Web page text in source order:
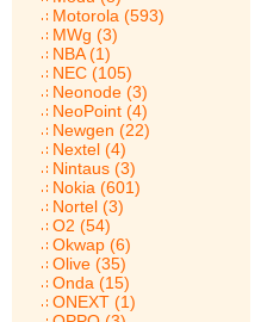
Motorola (593)
MWg (3)
NBA (1)
NEC (105)
Neonode (3)
NeoPoint (4)
Newgen (22)
Nextel (4)
Nintaus (3)
Nokia (601)
Nortel (3)
O2 (54)
Okwap (6)
Olive (35)
Onda (15)
ONEXT (1)